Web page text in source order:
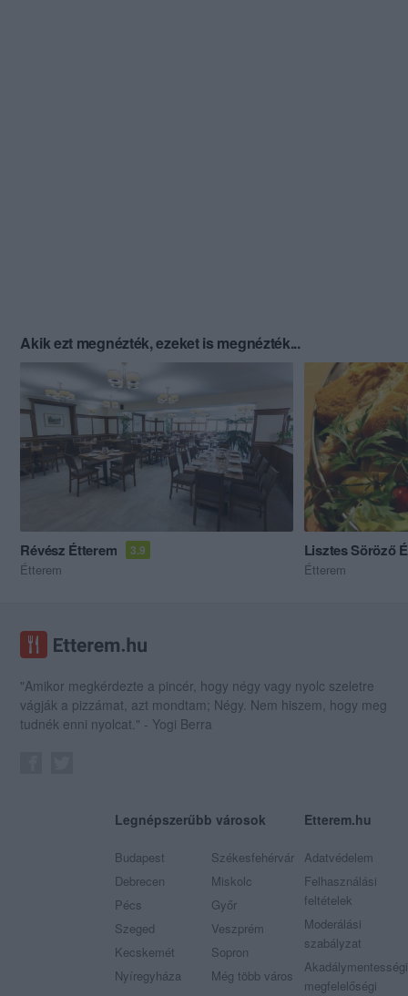
Akik ezt megnézték, ezeket is megnézték...
Révész Étterem 3.9
Étterem
Lisztes Söröző
Étterem
"Amikor megkérdezte a pincér, hogy négy vagy nyolc szeletre
vágják a pizzámat, azt mondtam; Négy. Nem hiszem, hogy meg
tudnék enni nyolcat." - Yogi Berra
Legnépszerűbb városok
Budapest
Debrecen
Pécs
Szeged
Kecskemét
Nyíregyháza
Székesfehérvár
Miskolc
Győr
Veszprém
Sopron
Még több város
Etterem.hu
Adatvédelem
Felhasználási
feltételek
Moderálási
szabályzat
Akadálymentességi
megfelelőségi